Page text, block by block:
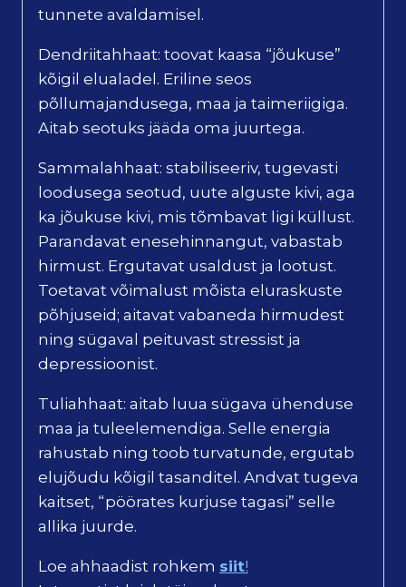
tunnete avaldamisel.
Dendriitahhaat: toovat kaasa “jõukuse”
kõigil elualadel. Eriline seos
põllumajandusega, maa ja taimeriigiga.
Aitab seotuks jääda oma juurtega.
Sammalahhaat: stabiliseeriv, tugevasti
loodusega seotud, uute alguste kivi, aga
ka jõukuse kivi, mis tõmbavat ligi küllust.
Parandavat enesehinnangut, vabastab
hirmust. Ergutavat usaldust ja lootust.
Toetavat võimalust mõista eluraskuste
põhjuseid; aitavat vabaneda hirmudest
ning sügaval peituvast stressist ja
depressioonist.
Tuliahhaat: aitab luua sügava ühenduse
maa ja tuleelemendiga. Selle energia
rahustab ning toob turvatunde, ergutab
elujõudu kõigil tasanditel. Andvat tugeva
kaitset, “pöörates kurjuse tagasi” selle
allika juurde.
Loe ahhaadist rohkem siit!